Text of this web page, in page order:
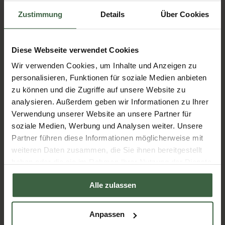
Zustimmung Details Über Cookies
Diese Webseite verwendet Cookies
Wir verwenden Cookies, um Inhalte und Anzeigen zu
personalisieren, Funktionen für soziale Medien anbieten
zu können und die Zugriffe auf unsere Website zu
analysieren. Außerdem geben wir Informationen zu Ihrer
Verwendung unserer Website an unsere Partner für
soziale Medien, Werbung und Analysen weiter. Unsere
Partner führen diese Informationen möglicherweise mit
weiteren Daten zusammen, die Sie ihnen bereitgestellt
gesammelt haben.
Alle zulassen
Anpassen
Genießerpension (Halbpension) im
Gourmethotel in Österreich
Enthalten sind:
Gruß des Hauses als Gaumenschmeichler vorab
Suppe als weitere Gaumenfreude
Sie können wählen zwischen Fleisch-, Fisch- sowie
vegetarischem Hauptgang